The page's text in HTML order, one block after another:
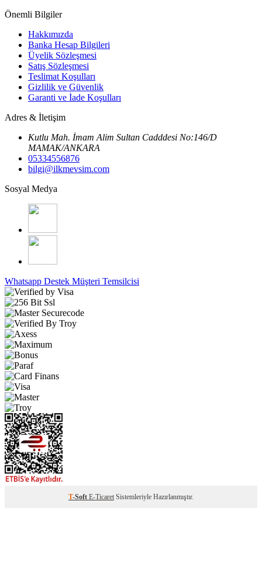
Önemli Bilgiler
Hakkımızda
Banka Hesap Bilgileri
Üyelik Sözleşmesi
Satış Sözleşmesi
Teslimat Koşulları
Gizlilik ve Güvenlik
Garanti ve İade Koşulları
Adres & İletişim
Kutlu Mah. İmam Alim Sultan Cadddesi No:146/D
MAMAK/ANKARA
05334556876
bilgi@ilkmevsim.com
Sosyal Medya
Whatsapp Destek Müşteri Temsilcisi
T-Soft E-Ticaret Sistemleriyle Hazırlanmıştır.